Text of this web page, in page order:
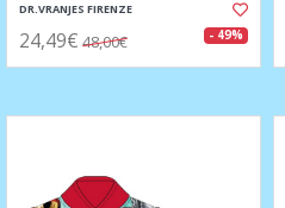
DR.VRANJES FIRENZE
24,49€ 48,00€ - 49%